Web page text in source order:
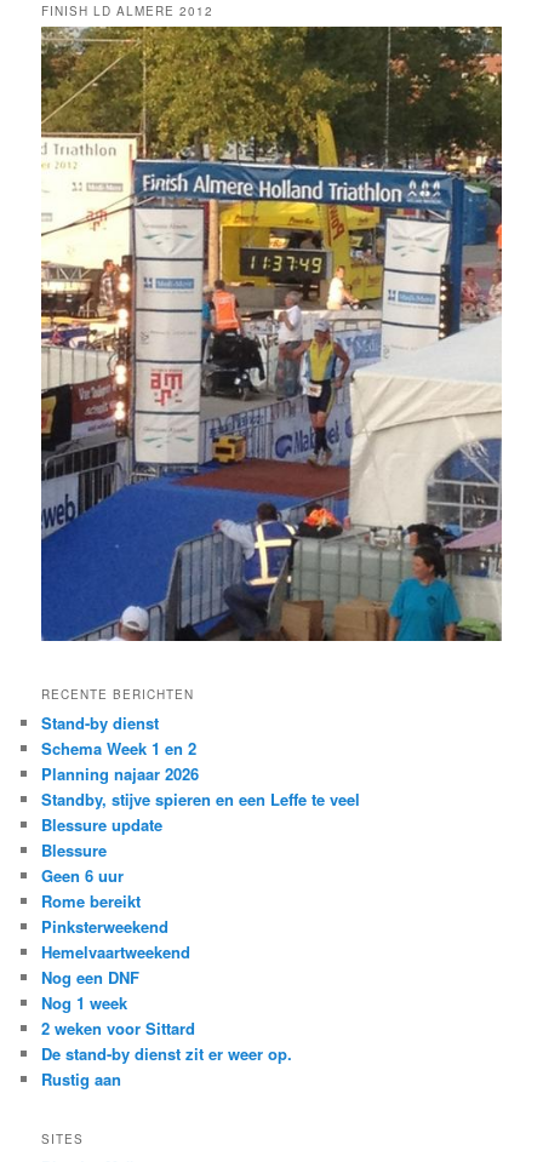
FINISH LD ALMERE 2012
RECENTE BERICHTEN
Stand-by dienst
Schema Week 1 en 2
Planning najaar 2026
Standby, stijve spieren en een Leffe te veel
Blessure update
Blessure
Geen 6 uur
Rome bereikt
Pinksterweekend
Hemelvaartweekend
Nog een DNF
Nog 1 week
2 weken voor Sittard
De stand-by dienst zit er weer op.
Rustig aan
SITES